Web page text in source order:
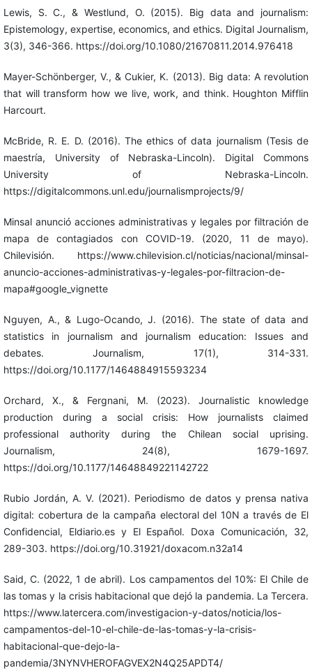
Lewis, S. C., & Westlund, O. (2015). Big data and journalism:
Epistemology, expertise, economics, and ethics. Digital Journalism,
3(3), 346-366. https://doi.org/10.1080/21670811.2014.976418
Mayer-Schönberger, V., & Cukier, K. (2013). Big data: A revolution
that will transform how we live, work, and think. Houghton Mifflin
Harcourt.
McBride, R. E. D. (2016). The ethics of data journalism (Tesis de
maestría, University of Nebraska-Lincoln). Digital Commons
University of Nebraska-Lincoln.
https://digitalcommons.unl.edu/journalismprojects/9/
Minsal anunció acciones administrativas y legales por filtración de
mapa de contagiados con COVID-19. (2020, 11 de mayo).
Chilevisión. https://www.chilevision.cl/noticias/nacional/minsal-
anuncio-acciones-administrativas-y-legales-por-filtracion-de-
mapa#google_vignette
Nguyen, A., & Lugo-Ocando, J. (2016). The state of data and
statistics in journalism and journalism education: Issues and
debates. Journalism, 17(1), 314-331.
https://doi.org/10.1177/1464884915593234
Orchard, X., & Fergnani, M. (2023). Journalistic knowledge
production during a social crisis: How journalists claimed
professional authority during the Chilean social uprising.
Journalism, 24(8), 1679-1697.
https://doi.org/10.1177/14648849221142722
Rubio Jordán, A. V. (2021). Periodismo de datos y prensa nativa
digital: cobertura de la campaña electoral del 10N a través de El
Confidencial, Eldiario.es y El Español. Doxa Comunicación, 32,
289-303. https://doi.org/10.31921/doxacom.n32a14
Said, C. (2022, 1 de abril). Los campamentos del 10%: El Chile de
las tomas y la crisis habitacional que dejó la pandemia. La Tercera.
https://www.latercera.com/investigacion-y-datos/noticia/los-
campamentos-del-10-el-chile-de-las-tomas-y-la-crisis-
habitacional-que-dejo-la-
pandemia/3NYNVHEROFAGVEX2N4Q25APDT4/